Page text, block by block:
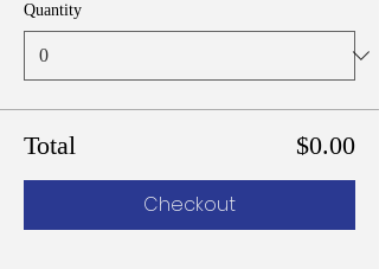
Quantity
Total $0.00
Checkout